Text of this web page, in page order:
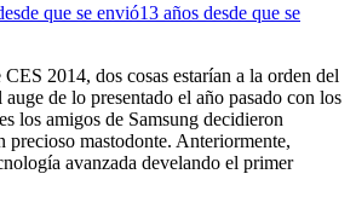
que se envió13 años desde que se
CES 2014, dos cosas estarían a la orden del
de lo presentado el año pasado con los
los amigos de Samsung decidieron
precioso mastodonte. Anteriormente,
avanzada develando el primer